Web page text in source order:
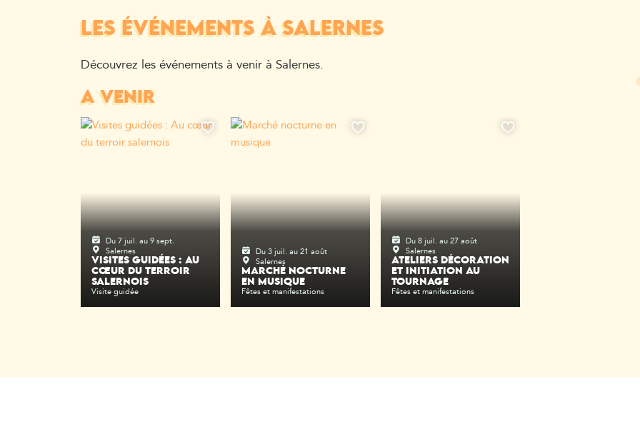
LES ÉVÉNEMENTS À SALERNES
Découvrez les événements à venir à Salernes.
A VENIR
Du 7 juil. au 9 sept.
Salernes
VISITES GUIDÉES : AU
CŒUR DU TERROIR
SALERNOIS
Visite guidée
Du 3 juil. au 21 août
Salernes
MARCHÉ NOCTURNE
EN MUSIQUE
Fêtes et manifestations
Du 8 juil. au 27 août
Salernes
ATELIERS DÉCORATION
ET INITIATION AU
TOURNAGE
Fêtes et manifestations